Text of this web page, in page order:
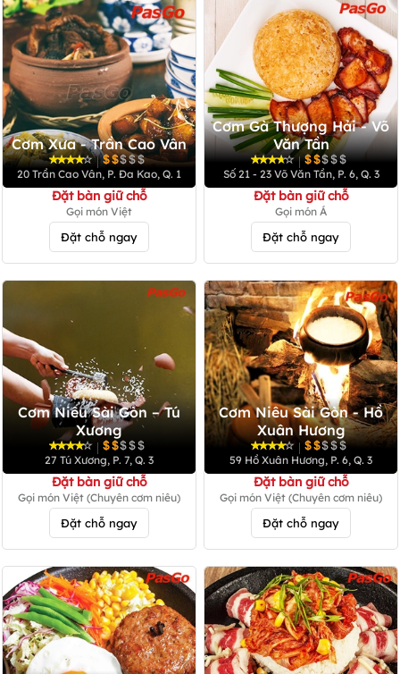
Cơm Xưa - Trần Cao Vân
|
20 Trần Cao Vân, P. Đa Kao, Q. 1
Đặt bàn giữ chỗ
Gọi món Việt
Đặt chỗ ngay
Cơm Gà Thượng Hải - Võ
Văn Tần
|
Số 21 - 23 Võ Văn Tần, P. 6, Q. 3
Đặt bàn giữ chỗ
Gọi món Á
Đặt chỗ ngay
Cơm Niêu Sài Gòn – Tú
Xương
|
27 Tú Xương, P. 7, Q. 3
Đặt bàn giữ chỗ
Gọi món Việt (Chuyên cơm niêu)
Đặt chỗ ngay
Cơm Niêu Sài Gòn - Hồ
Xuân Hương
|
59 Hồ Xuân Hương, P. 6, Q. 3
Đặt bàn giữ chỗ
Gọi món Việt (Chuyên cơm niêu)
Đặt chỗ ngay